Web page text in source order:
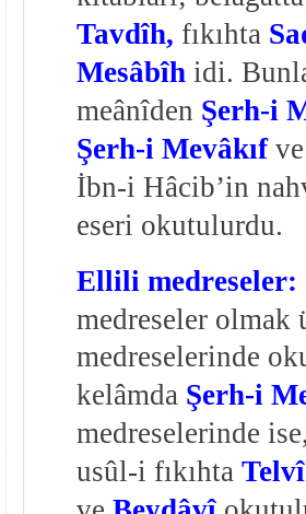
Tavdîh, fıkıhta
Mesâbîh idi.
meânîden Şerh-i
Şerh-i Mevâkıfve
İbn-i Hâcib’in
eseri okutulurdu.
Ellili medreseler:
medreseler olmak
medreselerinde
kelâmda Şerh-i
medreselerinde
usûl-i fıkıhta